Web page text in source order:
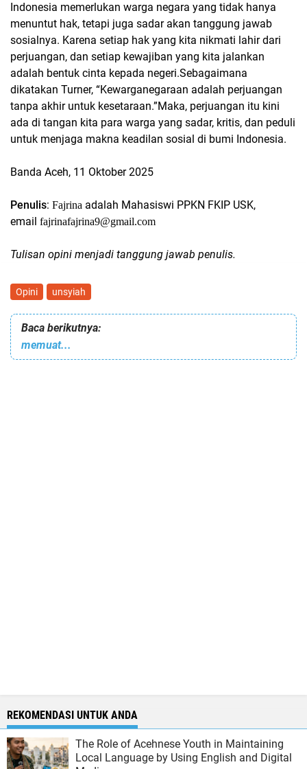
Indonesia memerlukan warga negara yang tidak hanya
menuntut hak, tetapi juga sadar akan tanggung jawab
sosialnya. Karena setiap hak yang kita nikmati lahir dari
perjuangan, dan setiap kewajiban yang kita jalankan
adalah bentuk cinta kepada negeri.Sebagaimana
dikatakan Turner, “Kewarganegaraan adalah perjuangan
tanpa akhir untuk kesetaraan.”Maka, perjuangan itu kini
ada di tangan kita para warga yang sadar, kritis, dan peduli
untuk menjaga makna keadilan sosial di bumi Indonesia.
Banda Aceh, 11 Oktober 2025
Penulis: Fajrina adalah Mahasiswi PPKN FKIP USK,
email fajrinafajrina9@gmail.com
Tulisan opini menjadi tanggung jawab penulis.
Opini unsyiah
Baca berikutnya:
memuat...
REKOMENDASI UNTUK ANDA
The Role of Acehnese Youth in Maintaining
Local Language by Using English and Digital